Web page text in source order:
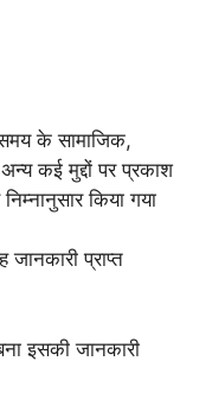
के सामाजिक,
कई मुद्दों पर प्रकाश
किया गया
प्राप्त
इसकी जानकारी